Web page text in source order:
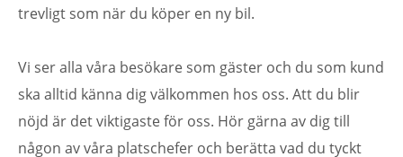
trevligt som när du köper en ny bil.
Vi ser alla våra besökare som gäster och du som kund
ska alltid känna dig välkommen hos oss. Att du blir
nöjd är det viktigaste för oss. Hör gärna av dig till
någon av våra platschefer och berätta vad du tyckt